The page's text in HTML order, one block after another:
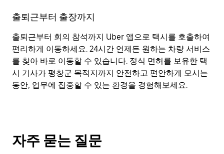
출퇴근부터 출장까지
출퇴근부터 회의 참석까지 Uber 앱으로 택시를 호출하여
편리하게 이동하세요. 24시간 언제든 원하는 차량 서비스
를 찾아 바로 이동할 수 있습니다. 정식 면허를 보유한 택
시 기사가 평창군 목적지까지 안전하고 편안하게 모시는
동안, 업무에 집중할 수 있는 환경을 경험해보세요.
자주 묻는 질문